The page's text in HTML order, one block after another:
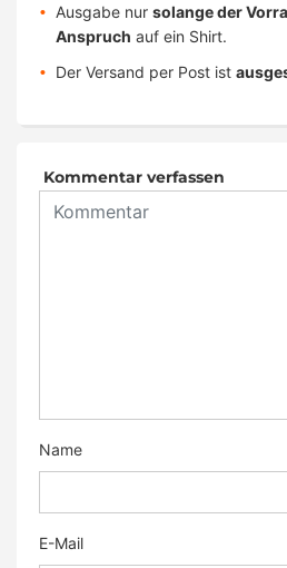
Ausgabe nur solange der
Anspruch auf ein Shirt.
Der Versand per Post ist
Kommentar verfassen
Name
E-Mail